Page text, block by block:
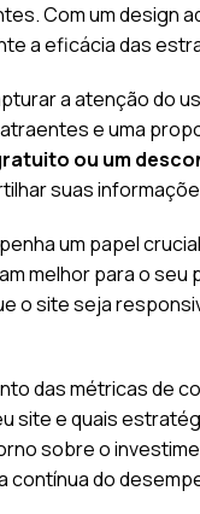
Com um design
a eficácia das
a atenção do
e uma
ou um
suas
um papel
melhor para o
o site seja
das métricas de
site e quais
sobre o
contínua do